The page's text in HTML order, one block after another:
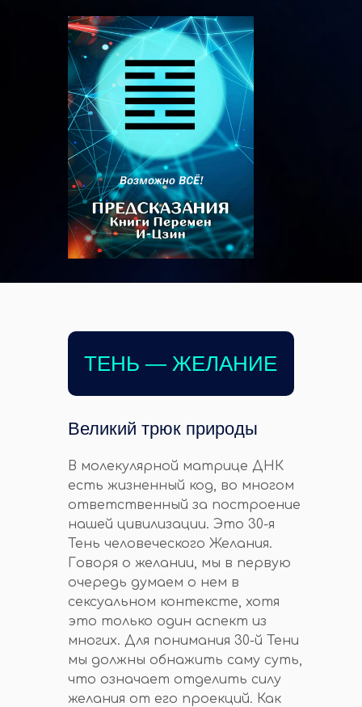
ТЕНЬ — ЖЕЛАНИЕ
В молекулярной матрице ДНК
есть жизненный код, во многом
ответственный за построение
нашей цивилизации. Это 30-я
Тень человеческого Желания.
Говоря о желании, мы в первую
очередь думаем о нем в
сексуальном контексте, хотя
это только один аспект из
многих. Для понимания 30-й Тени
мы должны обнажить саму суть,
что означает отделить силу
желания от его проекций. Как
Великий трюк природы